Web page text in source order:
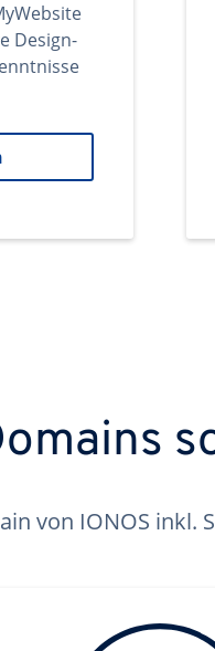
Design-
von IONOS inkl.